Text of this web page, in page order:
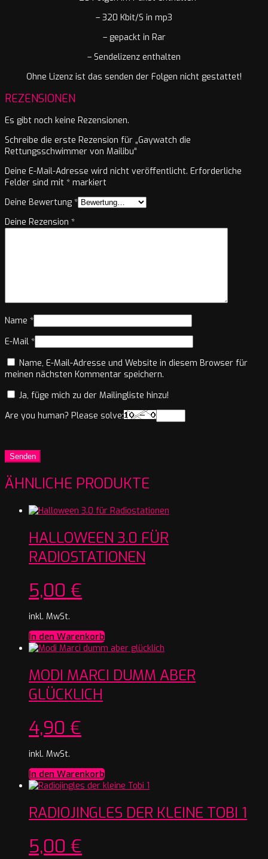
– 320 Kbit/S in mp3
– gepackt in Rar
– Sendelizenz enthalten
Ohne Lizenz ist das senden der Folgen nicht gestattet!
REZENSIONEN
Es gibt noch keine Rezensionen.
Schreibe die erste Rezension für „Gaywatch die
Rettungsschwimmer von Mailibu“
Deine E-Mail-Adresse wird nicht veröffentlicht. Erforderliche
Felder sind mit * markiert
Deine Bewertung *
Deine Rezension *
Name *
E-Mail *
Name, E-Mail-Adresse und Website in diesem Browser für
meinen nächsten Kommentar speichern.
Ja, füge mich zu der Mailingliste hinzu!
Are you human? Please solve:
ÄHNLICHE PRODUKTE
HALLOWEEN 3.0 FÜR
RADIOSTATIONEN
5,00 €
inkl. MwSt.
In den Warenkorb
MODI MARCI DUMM ABER
GLÜCKLICH
4,90 €
inkl. MwSt.
In den Warenkorb
RADIOJINGLES DER KLEINE TOBI 1
5,00 €